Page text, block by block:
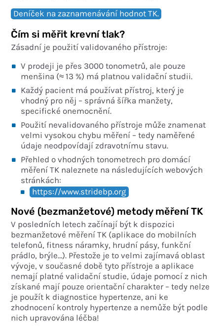
Deníček na zaznamenávání hodnot TK.
Čím si měřit krevní tlak?
Zásadní je použití validovaného přístroje:
V prodeji je přes 3000 tonometrů, ale pouze
menšina (≈ 13 %) má platnou validační studii.
Každý pacient má používat přístroj, který je
vhodný pro něj – správná šířka manžety,
specifické onemocnění.
Použití nevalidovaného přístroje může znamenat
velmi vysokou chybu měření – tedy naměřené
údaje neodpovídají zdravotnímu stavu.
Přehled o vhodných tonometrech pro domácí
měření TK naleznete na následujících webových
stránkách:
https://www.stridebp.org
Nové (bezmanžetové) metody měření TK
V posledních letech začínají být k dispozici
bezmanžetové měření TK (aplikace do mobilních
telefonů, fitness náramky, hrudní pásy, funkční
prádlo, brýle…). Přestože je to velmi zajímavá oblast
vývoje, v současné době tyto přístroje a aplikace
nemají platné validační studie, údaje pomocí z nich
získané mají pouze orientační charakter – tedy nelze
je použít k diagnostice hypertenze, ani ke
zhodnocení kontroly hypertenze a nemůže být podle
nich upravována léčba!